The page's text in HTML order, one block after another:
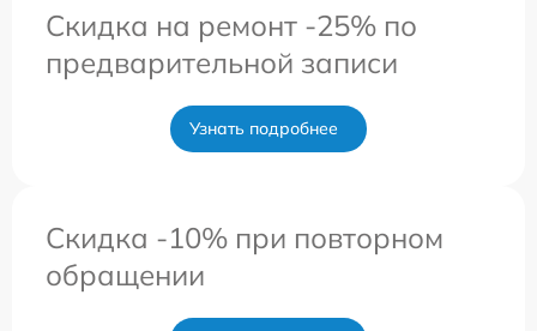
Скидка на ремонт -25% по
предварительной записи
Узнать подробнее
Скидка -10% при повторном
обращении